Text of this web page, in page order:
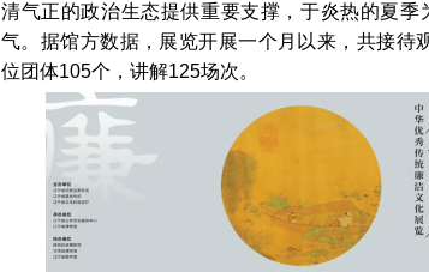
清气正的政治生态提供重要支撑，于炎热的夏季
气。据馆方数据，展览开展一个月以来，共接待
位团体105个，讲解125场次。